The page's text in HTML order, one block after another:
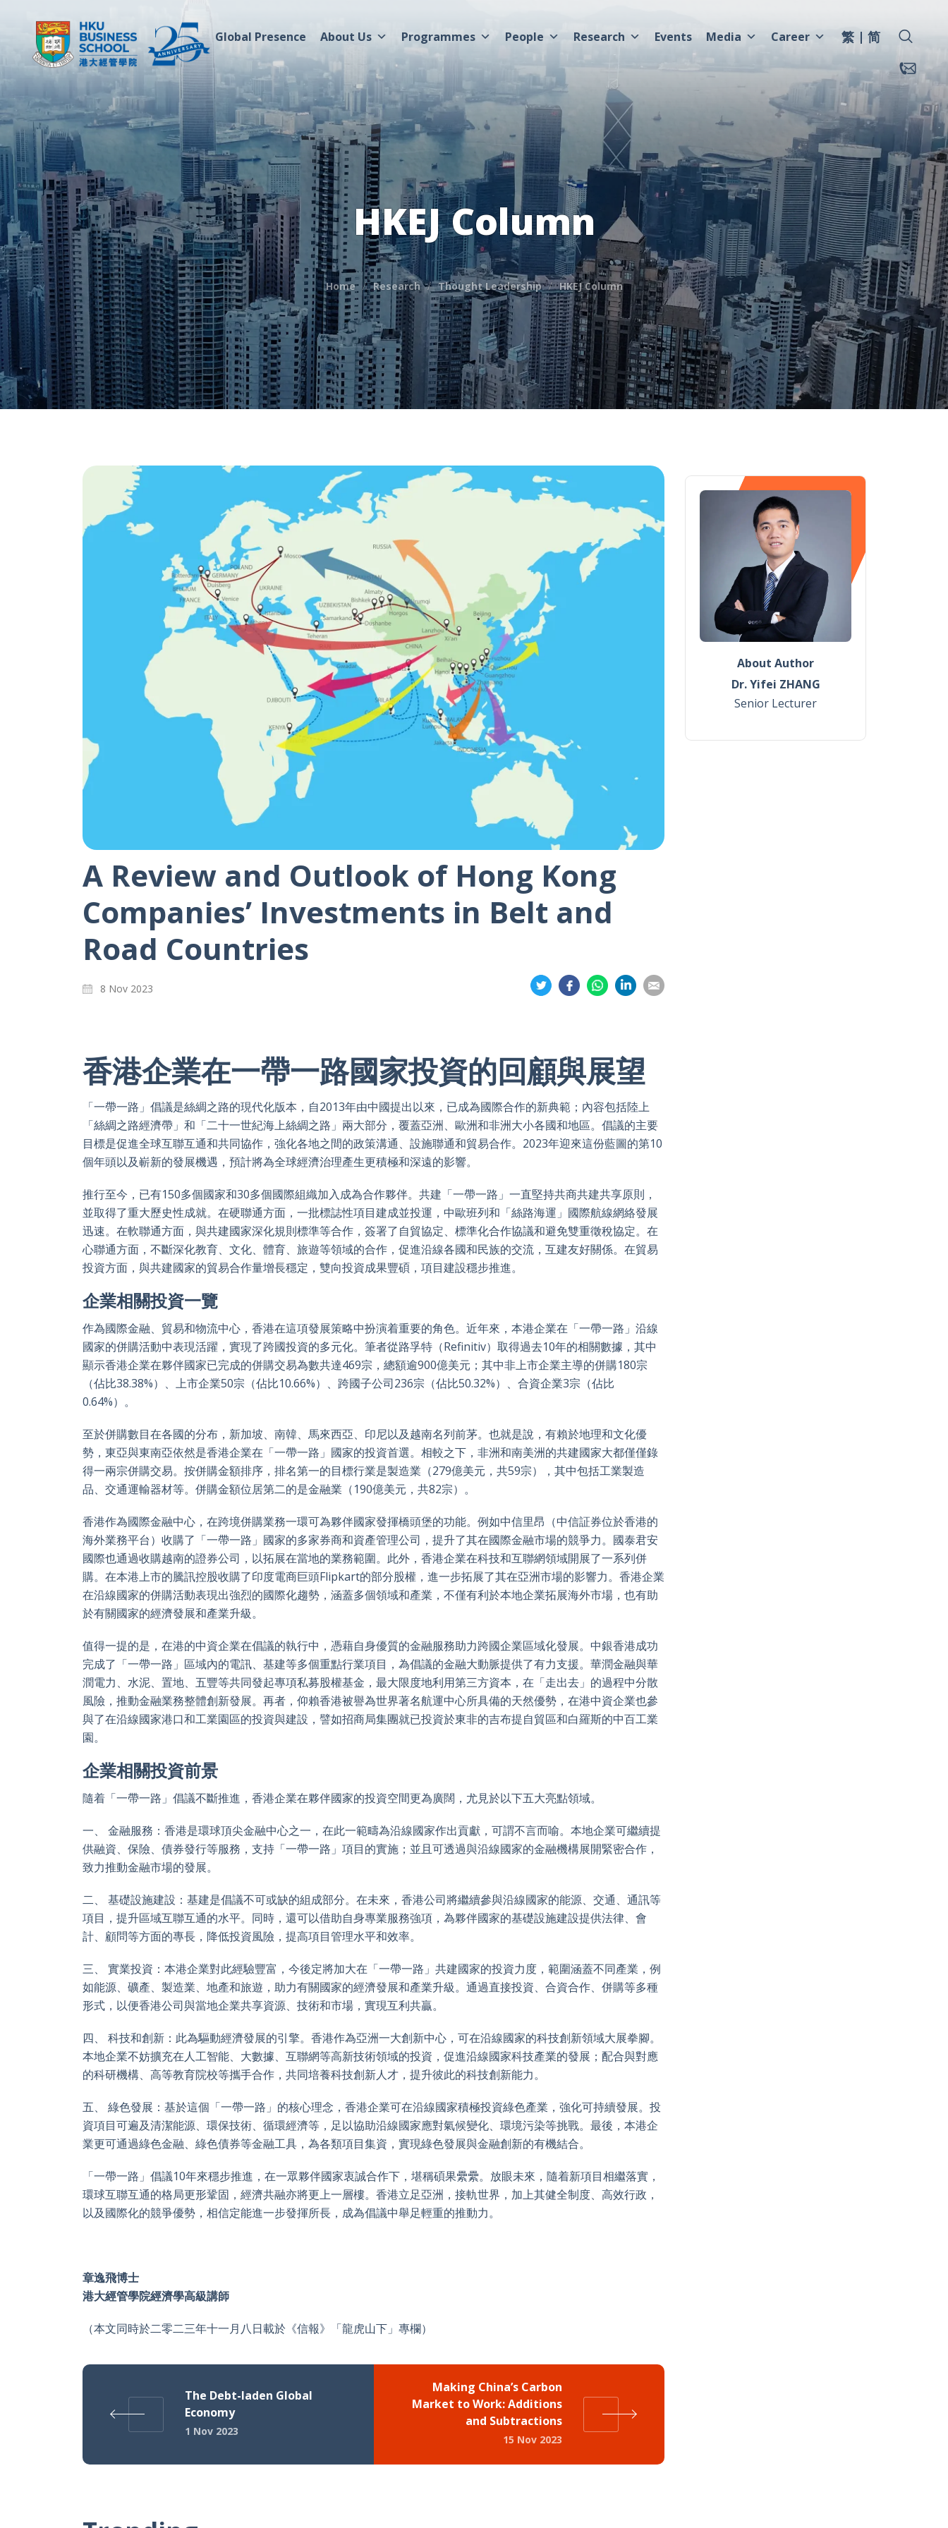
Global Presence About Us Programmes People Research Events Media Career 繁 简
HKEJ Column
Home Research Thought Leadership HKEJ Column
A Review and Outlook of Hong Kong
Companies’ Investments in Belt and
Road Countries
8 Nov 2023
Share
on
Share
on
Share
on
on
on
香港企業在一帶一路國家投資的回顧與展望
「一帶一路」倡議是絲綢之路的現代化版本，自2013年由中國提出以來，已成為國際合作的新典範；內容包括陸上
「絲綢之路經濟帶」和「二十一世紀海上絲綢之路」兩大部分，覆蓋亞洲、歐洲和非洲大小各國和地區。倡議的主要
目標是促進全球互聯互通和共同協作，強化各地之間的政策溝通、設施聯通和貿易合作。2023年迎來這份藍圖的第10
個年頭以及嶄新的發展機遇，預計將為全球經濟治理產生更積極和深遠的影響。
推行至今，已有150多個國家和30多個國際組織加入成為合作夥伴。共建「一帶一路」一直堅持共商共建共享原則，
並取得了重大歷史性成就。在硬聯通方面，一批標誌性項目建成並投運，中歐班列和「絲路海運」國際航線網絡發展
迅速。在軟聯通方面，與共建國家深化規則標準等合作，簽署了自貿協定、標準化合作協議和避免雙重徵稅協定。在
心聯通方面，不斷深化教育、文化、體育、旅遊等領域的合作，促進沿線各國和民族的交流，互建友好關係。在貿易
投資方面，與共建國家的貿易合作量增長穩定，雙向投資成果豐碩，項目建設穩步推進。
企業相關投資一覽
作為國際金融、貿易和物流中心，香港在這項發展策略中扮演着重要的角色。近年來，本港企業在「一帶一路」沿線
國家的併購活動中表現活躍，實現了跨國投資的多元化。筆者從路孚特（Refinitiv）取得過去10年的相關數據，其中
顯示香港企業在夥伴國家已完成的併購交易為數共達469宗，總額逾900億美元；其中非上市企業主導的併購180宗
（佔比38.38%）、上市企業50宗（佔比10.66%）、跨國子公司236宗（佔比50.32%）、合資企業3宗（佔比
0.64%）。
至於併購數目在各國的分布，新加坡、南韓、馬來西亞、印尼以及越南名列前茅。也就是說，有賴於地理和文化優
勢，東亞與東南亞依然是香港企業在「一帶一路」國家的投資首選。相較之下，非洲和南美洲的共建國家大都僅僅錄
得一兩宗併購交易。按併購金額排序，排名第一的目標行業是製造業（279億美元，共59宗），其中包括工業製造
品、交通運輸器材等。併購金額位居第二的是金融業（190億美元，共82宗）。
香港作為國際金融中心，在跨境併購業務一環可為夥伴國家發揮橋頭堡的功能。例如中信里昂（中信証券位於香港的
海外業務平台）收購了「一帶一路」國家的多家券商和資產管理公司，提升了其在國際金融市場的競爭力。國泰君安
國際也通過收購越南的證券公司，以拓展在當地的業務範圍。此外，香港企業在科技和互聯網領域開展了一系列併
購。在本港上市的騰訊控股收購了印度電商巨頭Flipkart的部分股權，進一步拓展了其在亞洲市場的影響力。香港企業
在沿線國家的併購活動表現出強烈的國際化趨勢，涵蓋多個領域和產業，不僅有利於本地企業拓展海外市場，也有助
於有關國家的經濟發展和產業升級。
值得一提的是，在港的中資企業在倡議的執行中，憑藉自身優質的金融服務助力跨國企業區域化發展。中銀香港成功
完成了「一帶一路」區域內的電訊、基建等多個重點行業項目，為倡議的金融大動脈提供了有力支援。華潤金融與華
潤電力、水泥、置地、五豐等共同發起專項私募股權基金，最大限度地利用第三方資本，在「走出去」的過程中分散
風險，推動金融業務整體創新發展。再者，仰賴香港被譽為世界著名航運中心所具備的天然優勢，在港中資企業也參
與了在沿線國家港口和工業園區的投資與建設，譬如招商局集團就已投資於東非的吉布提自貿區和白羅斯的中百工業
園。
企業相關投資前景
隨着「一帶一路」倡議不斷推進，香港企業在夥伴國家的投資空間更為廣闊，尤見於以下五大亮點領域。
一、 金融服務：香港是環球頂尖金融中心之一，在此一範疇為沿線國家作出貢獻，可謂不言而喻。本地企業可繼續提
供融資、保險、債券發行等服務，支持「一帶一路」項目的實施；並且可透過與沿線國家的金融機構展開緊密合作，
致力推動金融市場的發展。
二、 基礎設施建設：基建是倡議不可或缺的組成部分。在未來，香港公司將繼續參與沿線國家的能源、交通、通訊等
項目，提升區域互聯互通的水平。同時，還可以借助自身專業服務強項，為夥伴國家的基礎設施建設提供法律、會
計、顧問等方面的專長，降低投資風險，提高項目管理水平和效率。
三、 實業投資：本港企業對此經驗豐富，今後定將加大在「一帶一路」共建國家的投資力度，範圍涵蓋不同產業，例
如能源、礦產、製造業、地產和旅遊，助力有關國家的經濟發展和產業升級。通過直接投資、合資合作、併購等多種
形式，以便香港公司與當地企業共享資源、技術和市場，實現互利共贏。
四、 科技和創新：此為驅動經濟發展的引擎。香港作為亞洲一大創新中心，可在沿線國家的科技創新領域大展拳腳。
本地企業不妨擴充在人工智能、大數據、互聯網等高新技術領域的投資，促進沿線國家科技產業的發展；配合與對應
的科研機構、高等教育院校等攜手合作，共同培養科技創新人才，提升彼此的科技創新能力。
五、 綠色發展：基於這個「一帶一路」的核心理念，香港企業可在沿線國家積極投資綠色產業，強化可持續發展。投
資項目可遍及清潔能源、環保技術、循環經濟等，足以協助沿線國家應對氣候變化、環境污染等挑戰。最後，本港企
業更可通過綠色金融、綠色債券等金融工具，為各類項目集資，實現綠色發展與金融創新的有機結合。
「一帶一路」倡議10年來穩步推進，在一眾夥伴國家衷誠合作下，堪稱碩果纍纍。放眼未來，隨着新項目相繼落實，
環球互聯互通的格局更形鞏固，經濟共融亦將更上一層樓。香港立足亞洲，接軌世界，加上其健全制度、高效行政，
以及國際化的競爭優勢，相信定能進一步發揮所長，成為倡議中舉足輕重的推動力。
章逸飛博士
港大經管學院經濟學高級講師
（本文同時於二零二三年十一月八日載於《信報》「龍虎山下」專欄）
The Debt-laden Global
Economy
1 Nov 2023
Making China’s Carbon
Market to Work: Additions
and Subtractions
15 Nov 2023
About Author
Dr. Yifei ZHANG
Senior Lecturer